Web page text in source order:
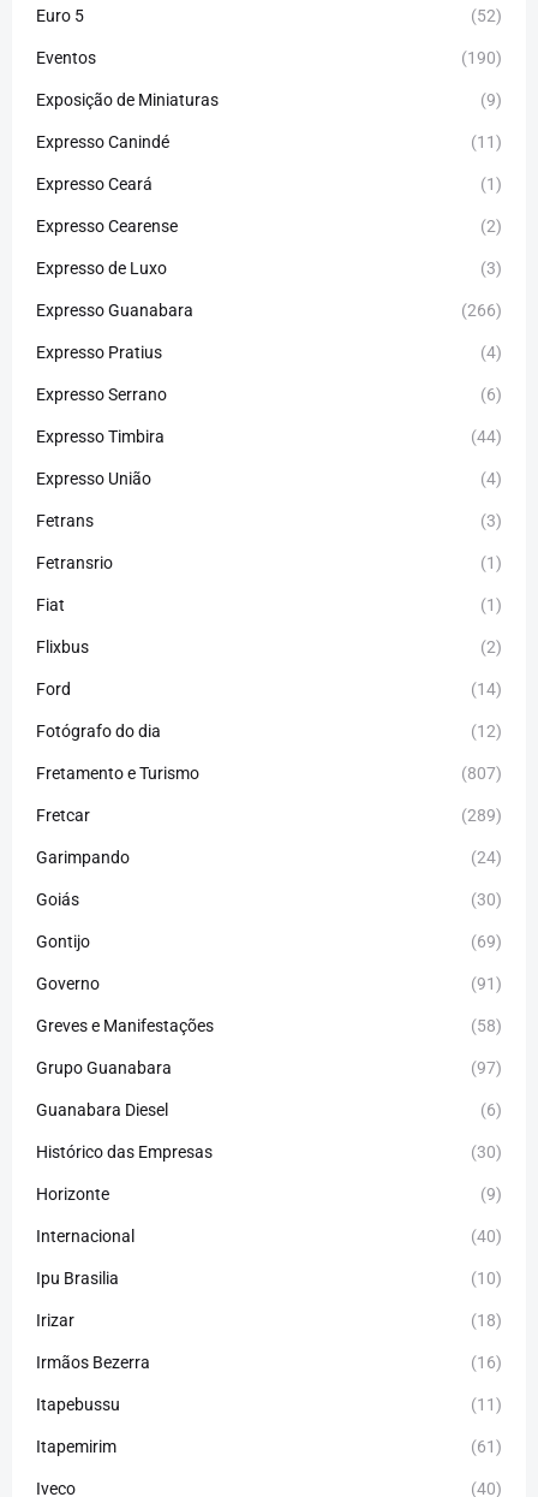
Euro 5 (52)
Eventos (190)
Exposição de Miniaturas (9)
Expresso Canindé (11)
Expresso Ceará (1)
Expresso Cearense (2)
Expresso de Luxo (3)
Expresso Guanabara (266)
Expresso Pratius (4)
Expresso Serrano (6)
Expresso Timbira (44)
Expresso União (4)
Fetrans (3)
Fetransrio (1)
Fiat (1)
Flixbus (2)
Ford (14)
Fotógrafo do dia (12)
Fretamento e Turismo (807)
Fretcar (289)
Garimpando (24)
Goiás (30)
Gontijo (69)
Governo (91)
Greves e Manifestações (58)
Grupo Guanabara (97)
Guanabara Diesel (6)
Histórico das Empresas (30)
Horizonte (9)
Internacional (40)
Ipu Brasilia (10)
Irizar (18)
Irmãos Bezerra (16)
Itapebussu (11)
Itapemirim (61)
Iveco (40)